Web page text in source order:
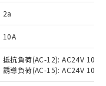
2a
10A
抵抗負荷(AC-12): AC24V 10A/
誘導負荷(AC-15): AC24V
同意のうえ
質）の非含
予定のある
（10物質）の
品を出す予